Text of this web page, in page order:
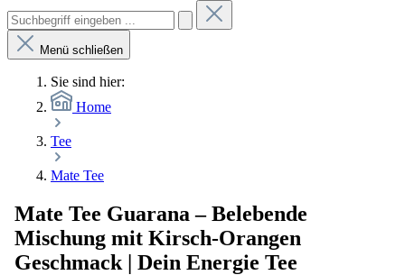
Menü schließen
Sie sind hier:
Home
Tee
Mate Tee
Mate Tee Guarana – Belebende
Mischung mit Kirsch-Orangen
Geschmack | Dein Energie Tee